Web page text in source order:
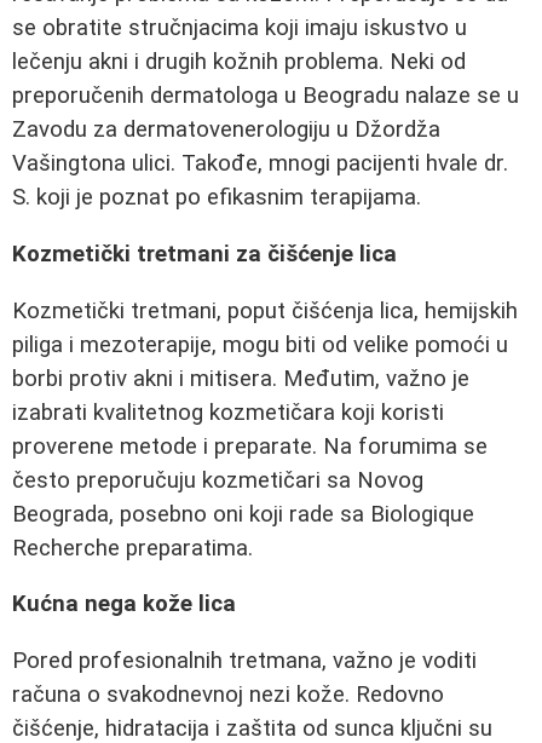
se obratite stručnjacima koji imaju iskustvo u
lečenju akni i drugih kožnih problema. Neki od
preporučenih dermatologa u Beogradu nalaze se u
Zavodu za dermatovenerologiju u Džordža
Vašingtona ulici. Takođe, mnogi pacijenti hvale dr.
S. koji je poznat po efikasnim terapijama.
Kozmetički tretmani za čišćenje lica
Kozmetički tretmani, poput čišćenja lica, hemijskih
piliga i mezoterapije, mogu biti od velike pomoći u
borbi protiv akni i mitisera. Međutim, važno je
izabrati kvalitetnog kozmetičara koji koristi
proverene metode i preparate. Na forumima se
često preporučuju kozmetičari sa Novog
Beograda, posebno oni koji rade sa Biologique
Recherche preparatima.
Kućna nega kože lica
Pored profesionalnih tretmana, važno je voditi
računa o svakodnevnoj nezi kože. Redovno
čišćenje, hidratacija i zaštita od sunca ključni su